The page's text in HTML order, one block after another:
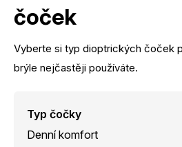
čoček
Vyberte si typ dioptrických čoček
brýle nejčastěji používáte.
Typ čočky
Denní komfort